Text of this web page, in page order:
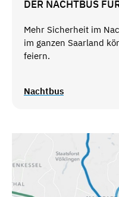
DER NACHTBUS
Mehr Sicherheit im
im ganzen Saarland
feiern.
Nachtbus